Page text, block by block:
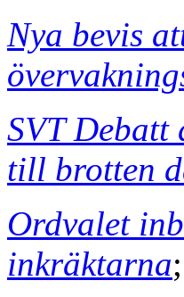
Nya bevis
SVT Debatt
till brotten
Ordvalet
inkräktarna;